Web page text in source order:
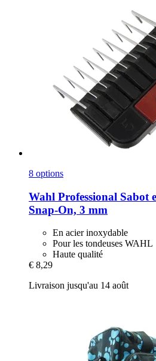
8 options
Wahl Professional Sabot
Snap-​On, 3 mm
En acier inoxydable
Pour les tondeuses WAHL
Haute qualité
€ 8,29
Livraison jusqu'au 14 août